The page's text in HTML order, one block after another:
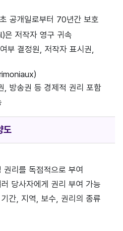
공개일로부터 70년간 보호
저작자 영구 귀속
부 결정원, 저작자 표시권,
, 방송권 등 경제적 권리 포함
도
리를 독점적으로 부여
당사자에게 권리 부여 가능
간, 지역, 보수, 권리의 종류